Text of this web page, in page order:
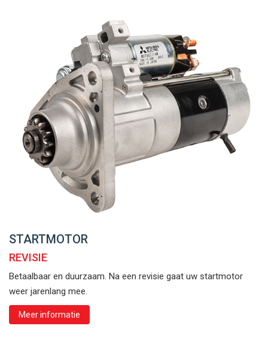
STARTMOTOR
REVISIE
Betaalbaar en duurzaam. Na een revisie gaat uw startmotor
weer jarenlang mee.
Meer informatie